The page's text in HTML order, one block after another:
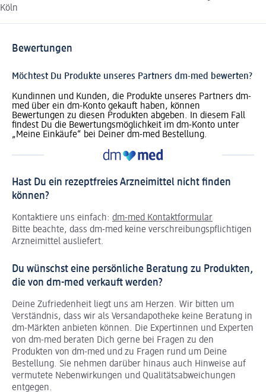
Köln
Bewertungen
Möchtest Du Produkte unseres Partners dm-med bewerten?
Kundinnen und Kunden, die Produkte unseres Partners dm-
med über ein dm-Konto gekauft haben, können
Bewertungen zu diesen Produkten abgeben. In diesem Fall
findest Du die Bewertungsmöglichkeit im dm-Konto unter
„Meine Einkäufe“ bei Deiner dm-med Bestellung.
Hast Du ein rezeptfreies Arzneimittel nicht finden
können?
Kontaktiere uns einfach: dm-med Kontaktformular
Bitte beachte, dass dm-med keine verschreibungspflichtigen
Arzneimittel ausliefert.
Du wünschst eine persönliche Beratung zu Produkten,
die von dm-med verkauft werden?
Deine Zufriedenheit liegt uns am Herzen. Wir bitten um
Verständnis, dass wir als Versandapotheke keine Beratung in
dm-Märkten anbieten können. Die Expertinnen und Experten
von dm-med beraten Dich gerne bei Fragen zu den
Produkten von dm-med und zu Fragen rund um Deine
Bestellung. Sie nehmen darüber hinaus auch Hinweise auf
vermutete Nebenwirkungen und Qualitätsabweichungen
entgegen.